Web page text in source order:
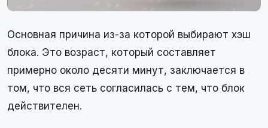
Основная причина из-за которой выбирают хэш
блока. Это возраст, который составляет
примерно около десяти минут, заключается в
том, что вся сеть согласилась с тем, что блок
действителен.